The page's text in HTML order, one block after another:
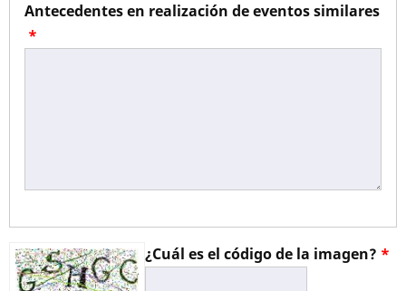
Antecedentes en realización de eventos similares
¿Cuál es el código de la imagen?